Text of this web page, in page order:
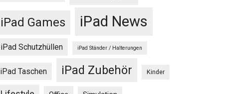
iPad Games iPad News
iPad Schutzhüllen iPad Ständer / Halterungen
iPad Taschen iPad Zubehör Kinder